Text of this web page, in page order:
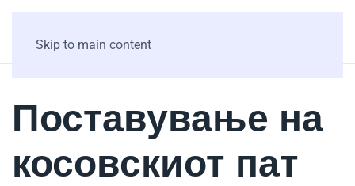
Skip to main content
Поставување на
косовскиот пат